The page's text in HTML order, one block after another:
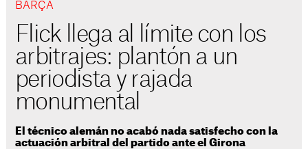
BARÇA
Flick llega al límite con los
arbitrajes: plantón a un
periodista y rajada
monumental
El técnico alemán no acabó nada satisfecho con la
actuación arbitral del partido ante el Girona